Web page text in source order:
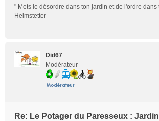
" Mets le désordre dans ton jardin et de l'ordre dans
Helmstetter
Did67
Modérateur
Re: Le Potager du Paresseux :